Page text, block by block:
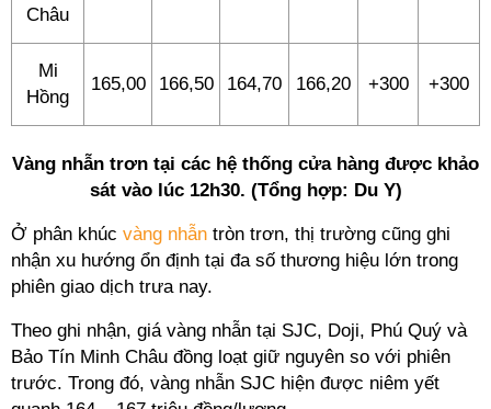
Châu
Mi
Hồng
165,00 166,50 164,70 166,20 +300 +300
Vàng nhẫn trơn tại các hệ thống cửa hàng được khảo
sát vào lúc 12h30. (Tổng hợp: Du Y)
Ở phân khúc vàng nhẫn tròn trơn, thị trường cũng ghi
nhận xu hướng ổn định tại đa số thương hiệu lớn trong
phiên giao dịch trưa nay.
Theo ghi nhận, giá vàng nhẫn tại SJC, Doji, Phú Quý và
Bảo Tín Minh Châu đồng loạt giữ nguyên so với phiên
trước. Trong đó, vàng nhẫn SJC hiện được niêm yết